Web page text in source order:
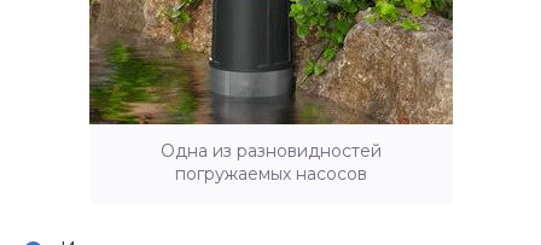
Одна из разновидностей
погружаемых насосов